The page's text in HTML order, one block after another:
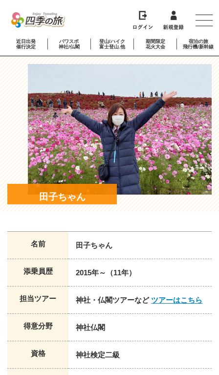
近日出発
催行決定
パワスポ
神社/仏閣
登山/ハイク
富士登山.他
期間限定
花火大会
宿泊の旅
飛行機/新幹線
田子ちゃん
プロフィール
名前 田子ちゃん
添乗員歴 2015年～（11年）
担当ツアー 神社・仏閣ツアーなど ツアーはこちら
得意分野 神社仏閣
資格 神社検定二級